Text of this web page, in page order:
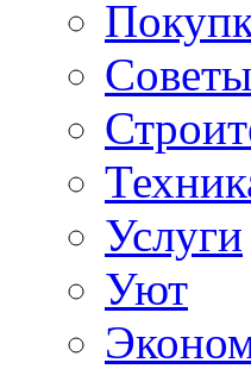
Советы
Услуги
Уют